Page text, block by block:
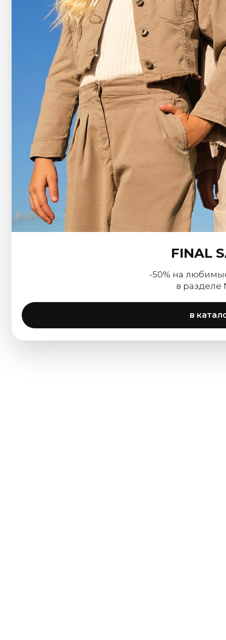
FINAL
-50% на
в разделе
в